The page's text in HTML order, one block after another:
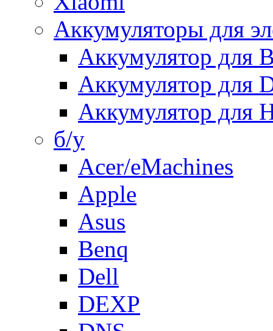
Аккумуляторы для
Аккумулятор для
Аккумулятор для
Аккумулятор для
б/у
Acer/eMachines
Apple
Asus
Benq
Dell
DEXP